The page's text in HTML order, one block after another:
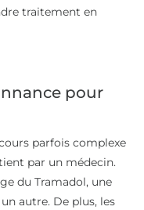
traitement en
pour
parfois complexe
par un médecin.
du Tramadol, une
autre. De plus, les